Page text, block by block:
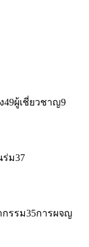
49ผู้เชี่ยวชาญ9
ร่ม37
รรม35การผจญ